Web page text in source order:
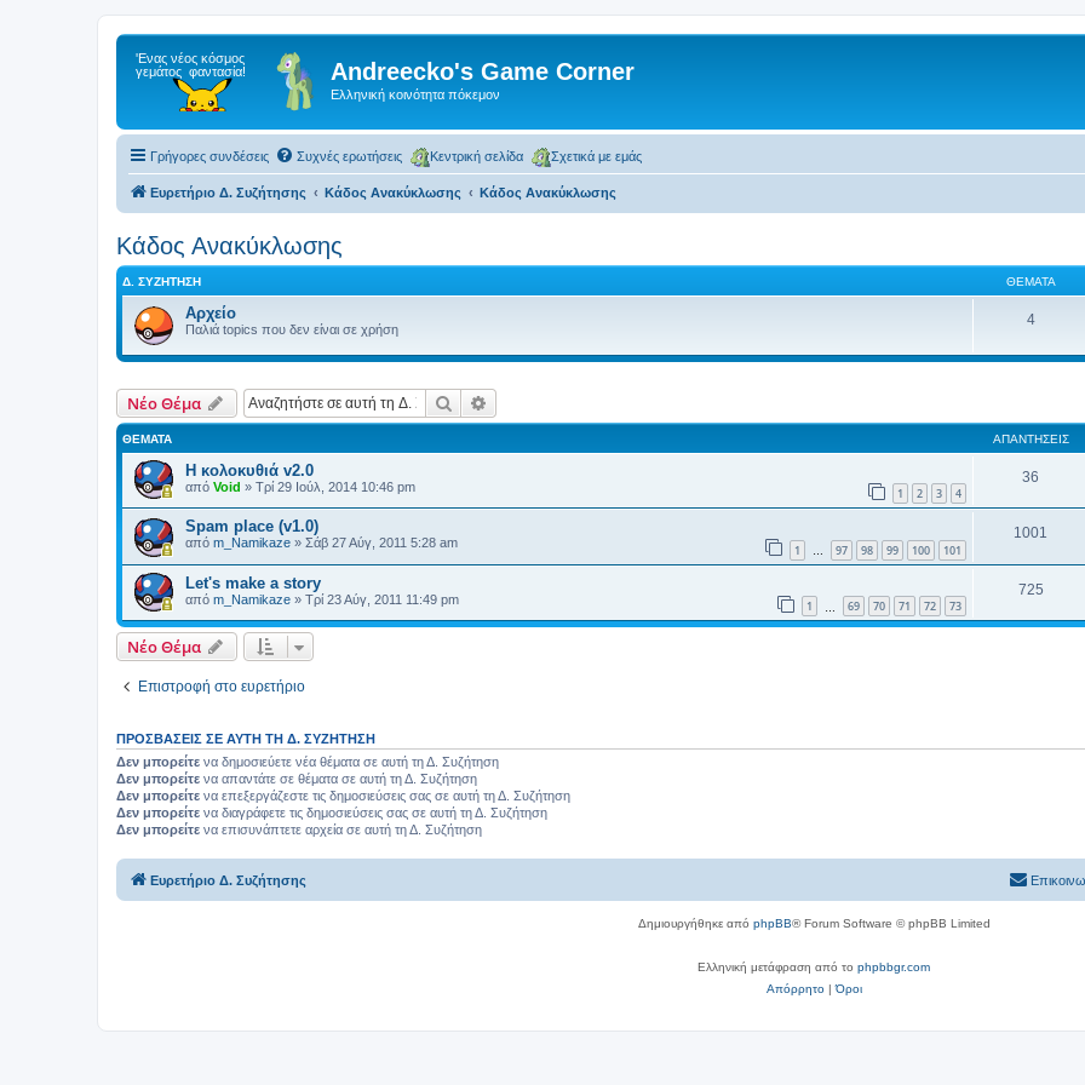
Andreecko's Game Corner
Ελληνική κοινότητα πόκεμον
Γρήγορες συνδέσεις Συχνές ερωτήσεις Κεντρική σελίδα Σχετικά με εμάς
Ευρετήριο Δ. Συζήτησης Κάδος Ανακύκλωσης Κάδος Ανακύκλωσης
Κάδος Ανακύκλωσης
Δ. ΣΥΖΉΤΗΣΗ ΘΈΜΑΤΑ
Αρχείο
Παλιά topics που δεν είναι σε χρήση
4
Νέο Θέμα Αναζήτηση
ΘΈΜΑΤΑ ΑΠΑΝΤΉΣΕΙΣ
Η κολοκυθιά v2.0
από Void » Τρί 29 Ιούλ, 2014 10:46 pm 1 2 3 4
36
Spam place (v1.0)
από m_Namikaze » Σάβ 27 Αύγ, 2011 5:28 am 1 … 97 98 99 100 101
1001
Let's make a story
από m_Namikaze » Τρί 23 Αύγ, 2011 11:49 pm 1 69 70 71 72 73
725
Νέο Θέμα
Επιστροφή στο ευρετήριο
ΠΡΟΣΒΆΣΕΙΣ ΣΕ ΑΥΤΉ ΤΗ Δ. ΣΥΖΉΤΗΣΗ
Δεν μπορείτε να δημοσιεύετε νέα θέματα σε αυτή τη Δ. Συζήτηση
Δεν μπορείτε να απαντάτε σε θέματα σε αυτή τη Δ. Συζήτηση
Δεν μπορείτε να επεξεργάζεστε τις δημοσιεύσεις σας σε αυτή τη Δ. Συζήτηση
Δεν μπορείτε να διαγράφετε τις δημοσιεύσεις σας σε αυτή τη Δ. Συζήτηση
Δεν μπορείτε να επισυνάπτετε αρχεία σε αυτή τη Δ. Συζήτηση
Ευρετήριο Δ. Συζήτησης
Δημιουργήθηκε από phpBB® Forum Software © phpBB Limited
Ελληνική μετάφραση από το phpbbgr.com
Απόρρητο|Όροι